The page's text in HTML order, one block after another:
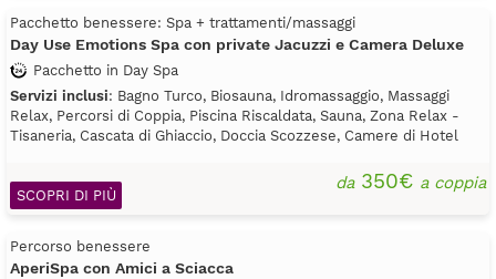
Pacchetto benessere: Spa + trattamenti/massaggi
Day Use Emotions Spa con private Jacuzzi e Camera Deluxe
Pacchetto in Day Spa
Servizi inclusi: Bagno Turco, Biosauna, Idromassaggio, Massaggi
Relax, Percorsi di Coppia, Piscina Riscaldata, Sauna, Zona Relax -
Tisaneria, Cascata di Ghiaccio, Doccia Scozzese, Camere di Hotel
da350€ a coppia
SCOPRI DI PIÙ
Percorso benessere
AperiSpa con Amici a Sciacca